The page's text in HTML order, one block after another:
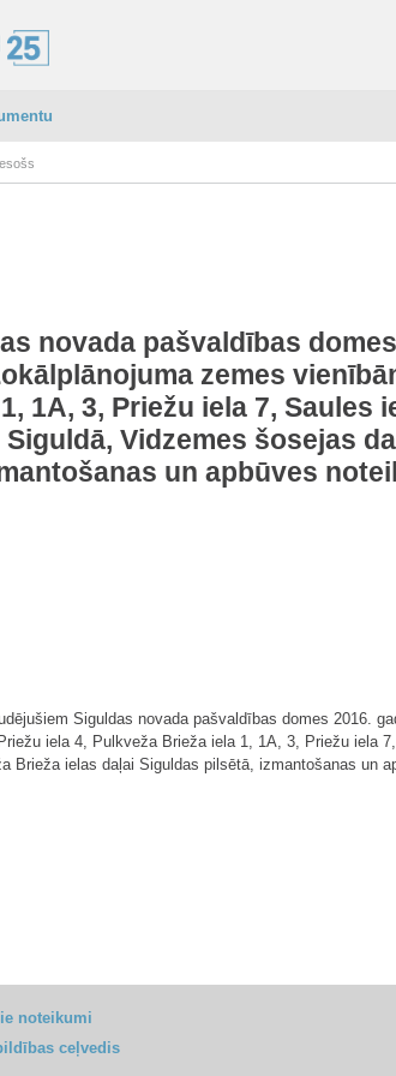
novada pašvaldības
zemes
1A, 3, Priežu iela 7, Saules
Siguldā, Vidzemes šosejas
un apbūves
Siguldas novada pašvaldības domes 2016.
iela 4, Pulkveža Brieža iela 1, 1A, 3, Priežu iela
Brieža ielas daļai Siguldas pilsētā, izmantošanas un
noteikumi
ceļvedis